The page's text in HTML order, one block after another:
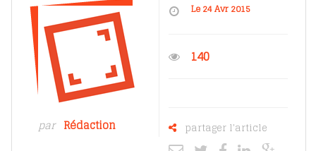
par Rédaction
Le 24 Avr 2015
140
partager l'article